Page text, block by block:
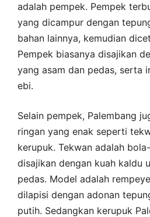
adalah pempek. Pempek
yang dicampur dengan
bahan lainnya, kemudian
Pempek biasanya disajikan
yang asam dan pedas, serta
ebi.
Selain pempek, Palembang
ringan yang enak seperti
kerupuk. Tekwan adalah
disajikan dengan kuah kaldu
pedas. Model adalah
dilapisi dengan adonan
putih. Sedangkan kerupuk